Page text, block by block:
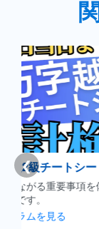
❮ Youtube|
隙間時間
動画を見る